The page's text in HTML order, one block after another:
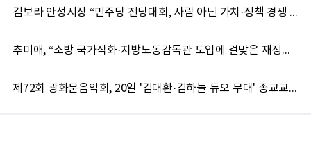
김보라 안성시장 “민주당 전당대회, 사람 아닌 가치·정책 경쟁 돼야”
추미애, “소방 국가직화·지방노동감독관 도입에 걸맞은 재정체계 완성해야”
제72회 광화문음악회, 20일 '김대환·김하늘 듀오 무대' 종교교회서 무료 개최